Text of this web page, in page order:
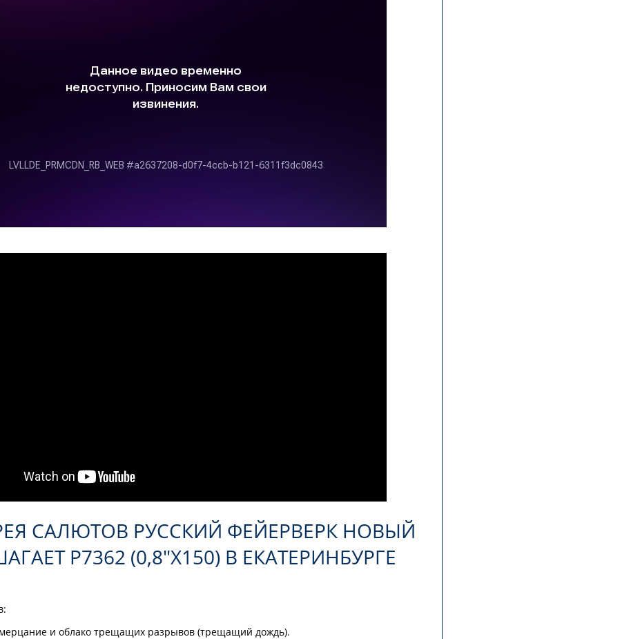
САЛЮТОВ РУССКИЙ ФЕЙЕРВЕРК НОВЫЙ
Р7362 (0,8"Х150) В ЕКАТЕРИНБУРГЕ
и облако трещащих разрывов (трещащий дождь).